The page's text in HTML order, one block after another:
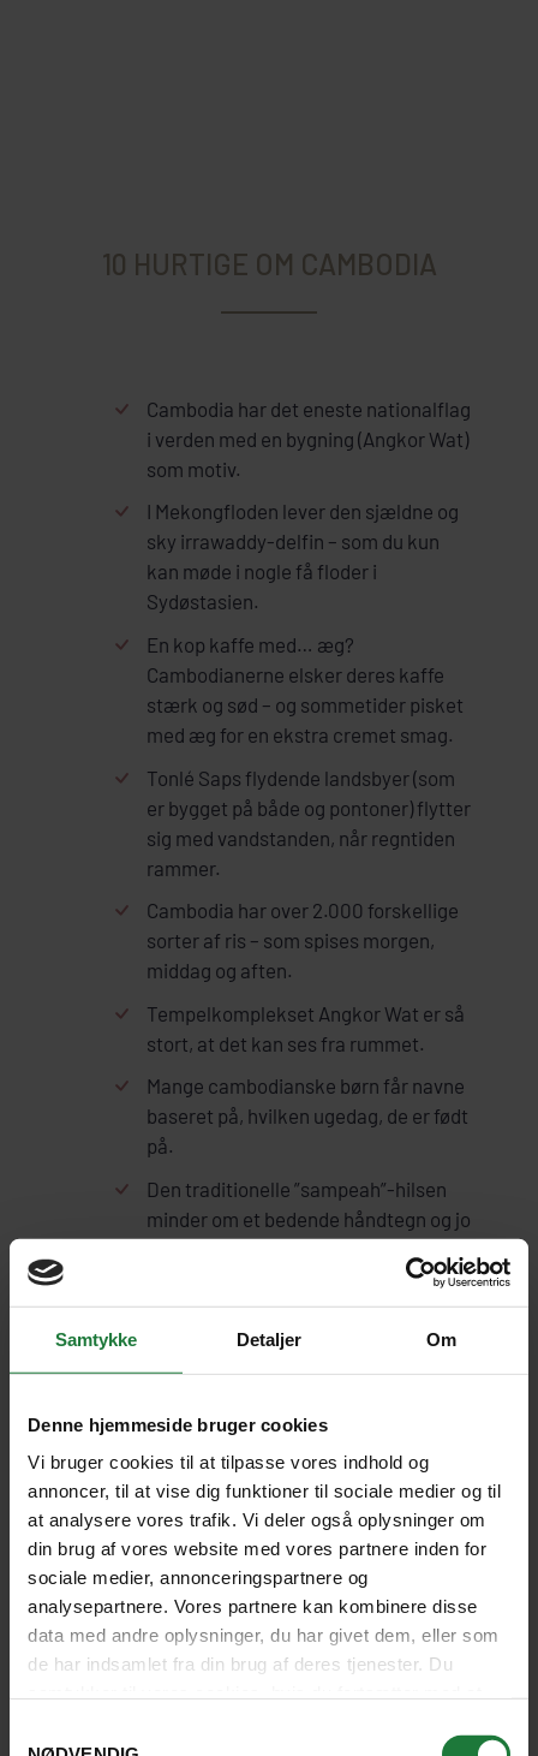
Samtykke Detaljer Om
Denne hjemmeside bruger cookies
Vi bruger cookies til at tilpasse vores indhold og
annoncer, til at vise dig funktioner til sociale medier og til
at analysere vores trafik. Vi deler også oplysninger om
din brug af vores website med vores partnere inden for
sociale medier, annonceringspartnere og
analysepartnere. Vores partnere kan kombinere disse
data med andre oplysninger, du har givet dem, eller som
de har indsamlet fra din brug af deres tjenester. Du
10 HURTIGE OM CAMBODIA
Cambodia har det eneste nationalflag
i verden med en bygning (Angkor Wat)
som motiv.
I Mekongfloden lever den sjældne og
sky irrawaddy-delfin – som du kun
kan møde i nogle få floder i
Sydøstasien.
En kop kaffe med… æg?
Cambodianerne elsker deres kaffe
stærk og sød – og sommetider pisket
med æg for en ekstra cremet smag.
Tonlé Saps flydende landsbyer (som
er bygget på både og pontoner) flytter
sig med vandstanden, når regntiden
rammer.
Cambodia har over 2.000 forskellige
sorter af ris – som spises morgen,
middag og aften.
Tempelkomplekset Angkor Wat er så
stort, at det kan ses fra rummet.
Mange cambodianske børn får navne
baseret på, hvilken ugedag, de er født
på.
Den traditionelle ”sampeah”-hilsen
minder om et bedende håndtegn og jo
smil midt i samtalen som et slags
“fyldord” — det blødgør tonen og gør
Kampot-peberen er meget eksklusiv,
og bruges på de fineste restauranter i
verden.